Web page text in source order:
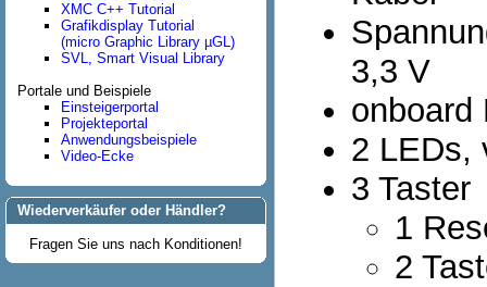
XMC C++ Tutorial
Grafikdisplay Tutorial
(micro Graphic Library µGL)
SVL, Smart Visual Library
Portale und Beispiele
Einsteigerportal
Projekteportal
Anwendungsbeispiele
Video-Ecke
Wiederverkäufer oder Händler?
Fragen Sie uns nach Konditionen!
3,3 V
onboard
2 LEDs,
3 Taster
1
2